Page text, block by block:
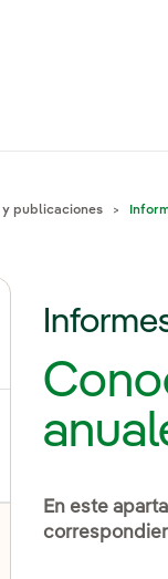
publicaciones
el submenú
En este